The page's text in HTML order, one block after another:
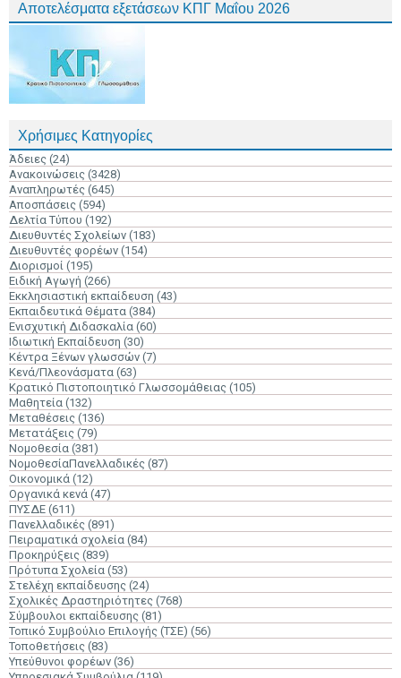
Αποτελέσματα εξετάσεων ΚΠΓ Μαΐου 2026
Χρήσιμες Κατηγορίες
Άδειες (24)
Ανακοινώσεις (3428)
Αναπληρωτές (645)
Αποσπάσεις (594)
Δελτία Τύπου (192)
Διευθυντές Σχολείων (183)
Διευθυντές φορέων (154)
Διορισμοί (195)
Ειδική Αγωγή (266)
Εκκλησιαστική εκπαίδευση (43)
Εκπαιδευτικά Θέματα (384)
Ενισχυτική Διδασκαλία (60)
Ιδιωτική Εκπαίδευση (30)
Κέντρα Ξένων γλωσσών (7)
Κενά/Πλεονάσματα (63)
Κρατικό Πιστοποιητικό Γλωσσομάθειας (105)
Μαθητεία (132)
Μεταθέσεις (136)
Μετατάξεις (79)
Νομοθεσία (381)
ΝομοθεσίαΠανελλαδικές (87)
Οικονομικά (12)
Οργανικά κενά (47)
ΠΥΣΔΕ (611)
Πανελλαδικές (891)
Πειραματικά σχολεία (84)
Προκηρύξεις (839)
Πρότυπα Σχολεία (53)
Στελέχη εκπαίδευσης (24)
Σχολικές Δραστηριότητες (768)
Σύμβουλοι εκπαίδευσης (81)
Τοπικό Συμβούλιο Επιλογής (ΤΣΕ) (56)
Τοποθετήσεις (83)
Υπεύθυνοι φορέων (36)